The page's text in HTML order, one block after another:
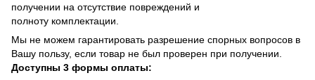
получении на отсутствие повреждений и
полноту комплектации.
Мы не можем гарантировать разрешение спорных вопросов в
Вашу пользу, если товар не был проверен при получении.
Доступны 3 формы оплаты: